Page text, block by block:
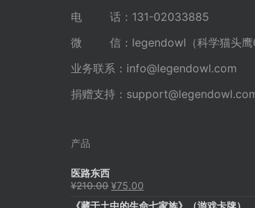
电 话：131-02033885
微 信：legendowl（科学猫头鹰
业务联系： info@legendowl.com
捐赠支持：
产品
医路东西
¥210.00 原
¥75.00